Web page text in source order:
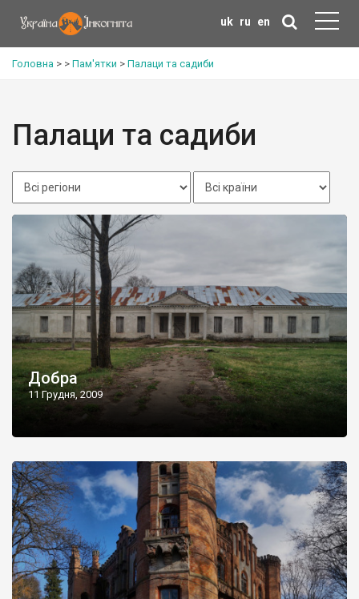
uk ru en
Головна > > Пам'ятки > Палаци та садиби
Палаци та садиби
Добра
11 Грудня, 2009